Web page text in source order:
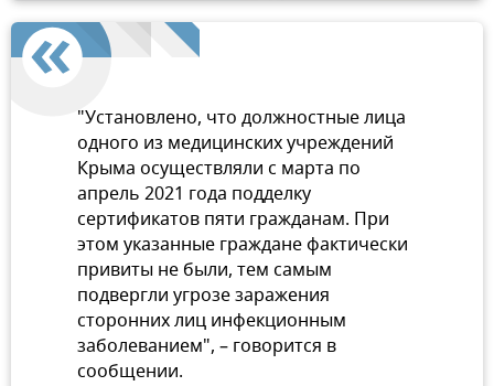
"Установлено, что должностные лица
одного из медицинских учреждений
Крыма осуществляли с марта по
апрель 2021 года подделку
сертификатов пяти гражданам. При
этом указанные граждане фактически
привиты не были, тем самым
подвергли угрозе заражения
сторонних лиц инфекционным
заболеванием", – говорится в
сообщении.